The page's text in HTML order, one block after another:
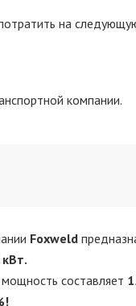
на
компании.
Foxweld
составляет